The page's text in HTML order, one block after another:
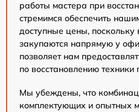
работы мастера при
стремимся обеспечить
доступные цены, поскольку
закупаются напрямую у
позволяет нам
по восстановлению
Мы убеждены, что
комплектующих и опытных